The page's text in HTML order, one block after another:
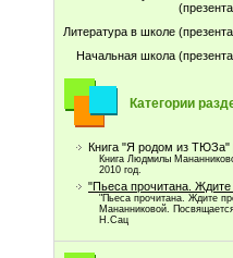
Литература в школе
Начальная школа
Категории
Книга "Я родом из ТЮЗа"
Книга Людмилы
2010 год.
"Пьеса прочитана.
"Пьеса прочитана. Ждите
Мананниковой.
Н.Сац